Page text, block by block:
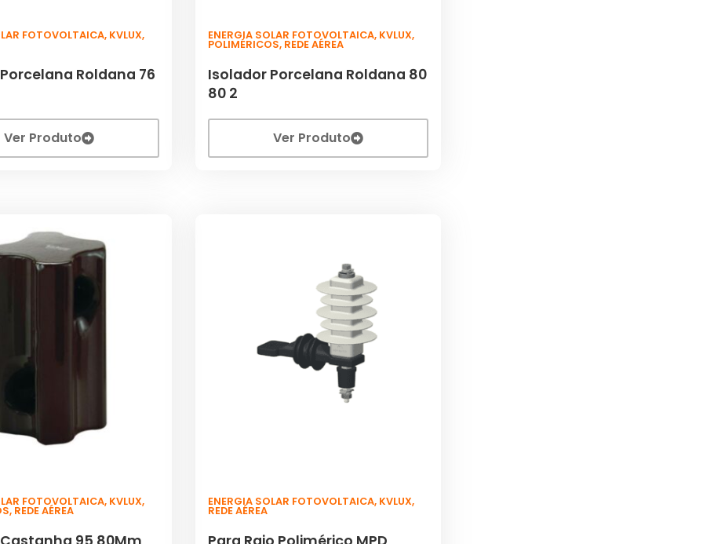
FOTOVOLTAICA, KVLUX,
Roldana 76
Ver Produto
ENERGIA SOLAR FOTOVOLTAICA, KVLUX,
POLIMÉRICOS, REDE AÉREA
Isolador Porcelana Roldana 80
80 2
Ver Produto
FOTOVOLTAICA, KVLUX,
, REDE AÉREA
ENERGIA SOLAR FOTOVOLTAICA, KVLUX,
REDE AÉREA